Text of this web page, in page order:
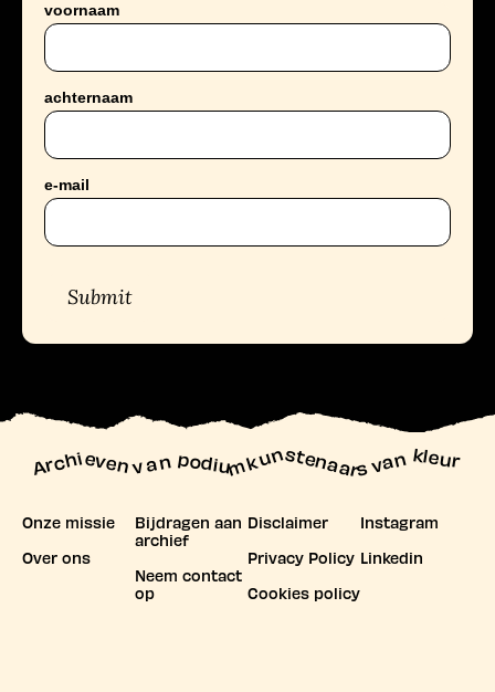
voornaam
achternaam
e-mail
Submit
Archievenvan podiumkunstenaars van kleur
Onze missie
Over ons
Bijdragen aan
archief
Neem contact
op
Disclaimer
Privacy Policy
Cookies policy
Instagram
Linkedin